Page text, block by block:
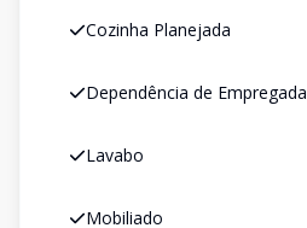
Cozinha Planejada
Dependência de Empregada
Lavabo
Mobiliado